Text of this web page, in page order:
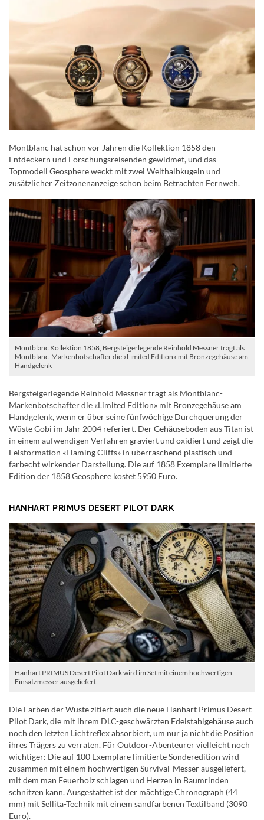
Montblanc hat schon vor Jahren die Kollektion 1858 den
Entdeckern und Forschungsreisenden gewidmet, und das
Topmodell Geosphere weckt mit zwei Welthalbkugeln und
zusätzlicher Zeitzonenanzeige schon beim Betrachten Fernweh.
Montblanc Kollektion 1858, Bergsteigerlegende Reinhold Messner trägt als
Montblanc-Markenbotschafter die «Limited Edition» mit Bronzegehäuse am
Handgelenk
Bergsteigerlegende Reinhold Messner trägt als Montblanc-
Markenbotschafter die «Limited Edition» mit Bronzegehäuse am
Handgelenk, wenn er über seine fünfwöchige Durchquerung der
Wüste Gobi im Jahr 2004 referiert. Der Gehäuseboden aus Titan ist
in einem aufwendigen Verfahren graviert und oxidiert und zeigt die
Felsformation «Flaming Cliffs» in überraschend plastisch und
farbecht wirkender Darstellung. Die auf 1858 Exemplare limitierte
Edition der 1858 Geosphere kostet 5950 Euro.
HANHART PRIMUS DESERT PILOT DARK
Hanhart PRIMUS Desert Pilot Dark wird im Set mit einem hochwertigen
Einsatzmesser ausgeliefert.
Die Farben der Wüste zitiert auch die neue Hanhart Primus Desert
Pilot Dark, die mit ihrem DLC-geschwärzten Edelstahlgehäuse auch
noch den letzten Lichtreflex absorbiert, um nur ja nicht die Position
ihres Trägers zu verraten. Für Outdoor-Abenteurer vielleicht noch
wichtiger: Die auf 100 Exemplare limitierte Sonderedition wird
zusammen mit einem hochwertigen Survival-Messer ausgeliefert,
mit dem man Feuerholz schlagen und Herzen in Baumrinden
schnitzen kann. Ausgestattet ist der mächtige Chronograph (44
mm) mit Sellita-Technik mit einem sandfarbenen Textilband (3090
Euro).